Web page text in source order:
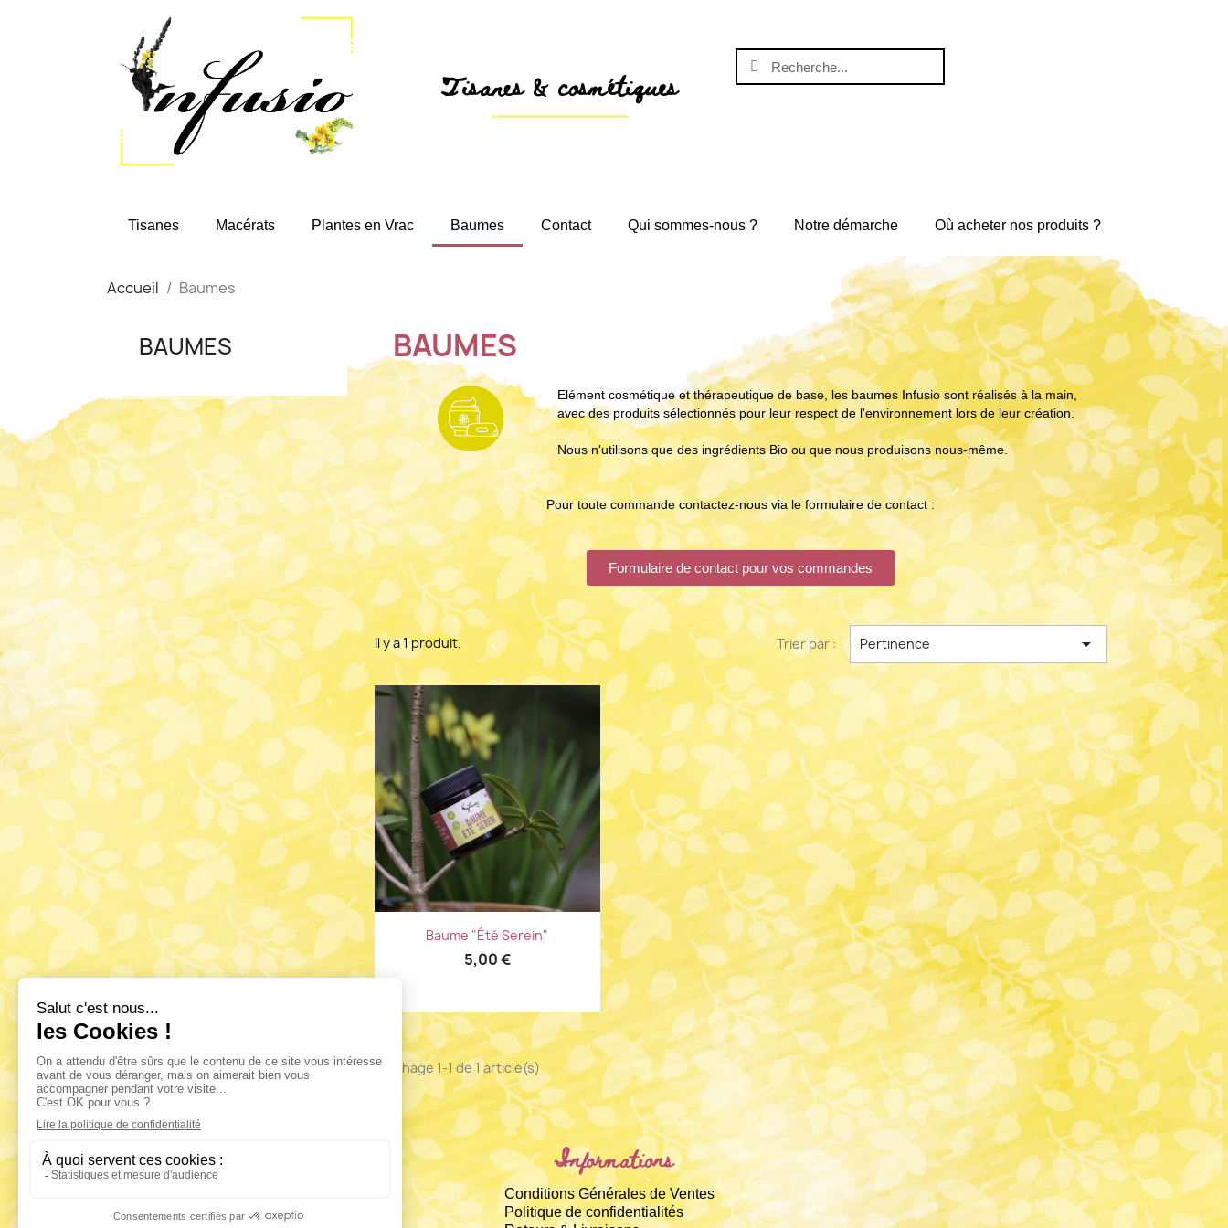
Tisanes & cosmétiques
Tisanes Macérats Plantes en Vrac Baumes Contact Qui sommes-nous ? Notre démarche Où acheter nos produits ?
Accueil Baumes
BAUMES BAUMES
Elément cosmétique et thérapeutique de base, les baumes Infusio sont réalisés à la main,
avec des produits sélectionnés pour leur respect de l'environnement lors de leur création.
Nous n'utilisons que des ingrédients Bio ou que nous produisons nous-même.
Pour toute commande contactez-nous via le formulaire de contact :
Formulaire de contact pour vos commandes
Il y a 1 produit. Trier par : Pertinence 
Aperçu rapide
Baume "été Serein"
5,00 €
Affichage 1-1 de 1 article(s)
Contactez-nous
33 rue des déportés du 11 novembre 1943
Informations
Conditions Générales de Ventes
Politique de confidentialités